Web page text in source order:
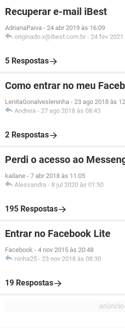
Recuperar e-mail iBest
AdrianaPaiva - 24 abr 2019 às 16:09
originado.x@ibest.com.br - 24 fev 2021
5 Respostas
Como entrar no meu
LenitaGonalvesleninha - 23 ago 2018 às
Andreia - 27 ago 2018 às 08:43
2 Respostas
Perdi o acesso ao
kailane - 7 abr 2018 às 11:05
Alessandra - 8 jul 2020 às 01:50
195 Respostas
Entrar no Facebook Lite
Facebook - 4 nov 2015 às 20:48
ninha25 - 23 nov 2018 às 08:30
19 Respostas